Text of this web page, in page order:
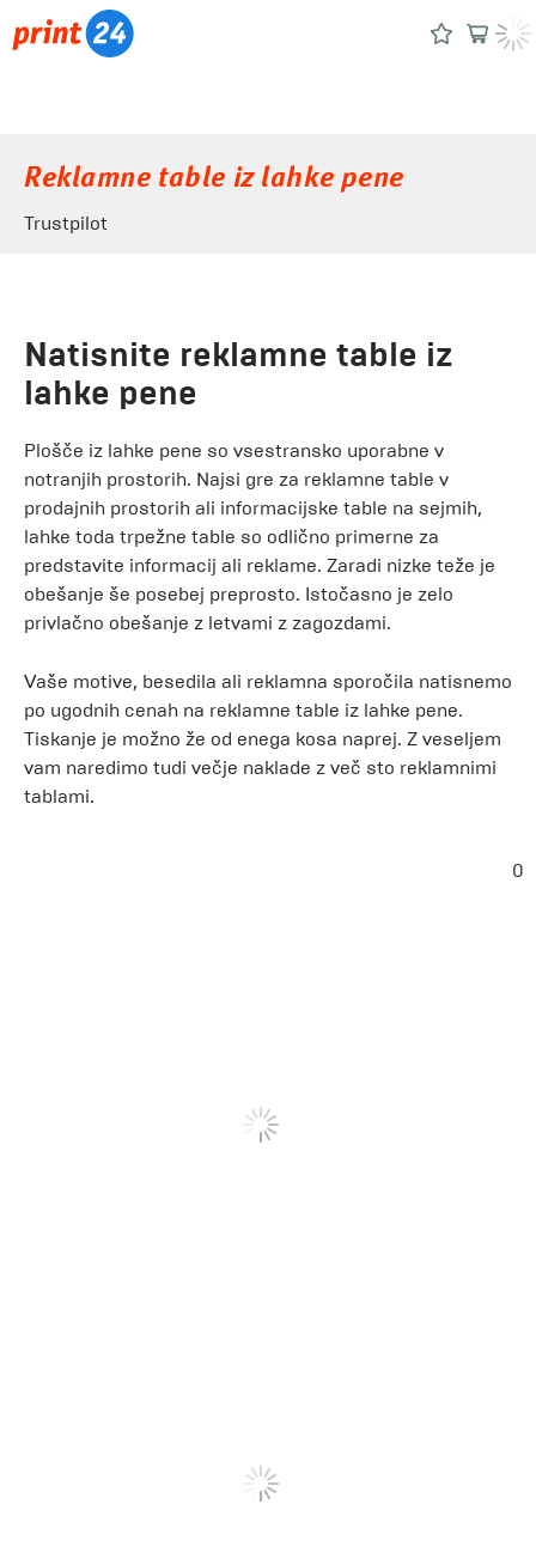
Reklamne table iz lahke pene
Trustpilot
Natisnite reklamne table iz
lahke pene
Plošče iz lahke pene so vsestransko uporabne v
notranjih prostorih. Najsi gre za reklamne table v
prodajnih prostorih ali informacijske table na sejmih,
lahke toda trpežne table so odlično primerne za
predstavite informacij ali reklame. Zaradi nizke teže je
obešanje še posebej preprosto. Istočasno je zelo
privlačno obešanje z letvami z zagozdami.
Vaše motive, besedila ali reklamna sporočila natisnemo
po ugodnih cenah na reklamne table iz lahke pene.
Tiskanje je možno že od enega kosa naprej. Z veseljem
vam naredimo tudi večje naklade z več sto reklamnimi
tablami.
0